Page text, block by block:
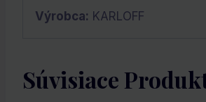
Výrobca: KARLOFF
Súvisiace